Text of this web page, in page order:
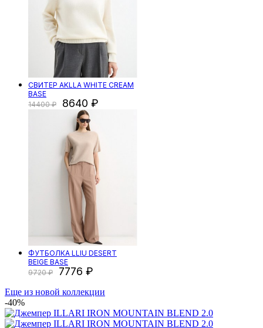
СВИТЕР AKLLA WHITE CREAM
BASE
14400
8640
ФУТБОЛКА LLIU DESERT
BEIGE BASE
9720
7776
Еще из новой коллекции
-40%